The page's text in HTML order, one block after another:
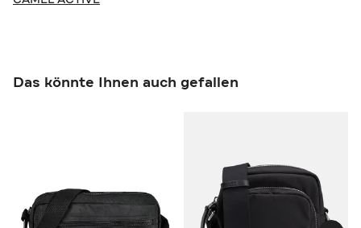
Das könnte Ihnen auch gefallen